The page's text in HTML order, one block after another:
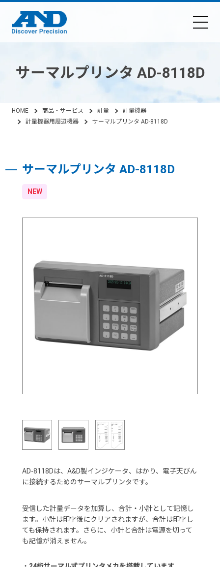
サーマルプリンタ AD-8118D
HOME 商品・サービス 計量
計量機器
計量機器用周辺機器
サーマルプリンタ AD-8118D
サーマルプリンタ AD-8118D
NEW
AD-8118Dは、A&D製インジケータ、はかり、電子天びん
に接続するためのサーマルプリンタです。
受信した計量データを加算し、合計・小計として記憶し
ます。小計は印字後にクリアされますが、合計は印字し
ても保持されます。さらに、小計と合計は電源を切って
も記憶が消えません。